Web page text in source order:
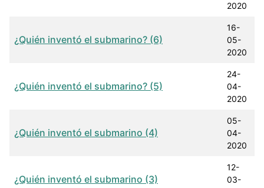
2020
¿Quién inventó el submarino? (6)
16-
05-
2020
¿Quién inventó el submarino? (5)
24-
04-
2020
¿Quién inventó el submarino (4)
05-
04-
2020
¿Quién inventó el submarino (3)
12-
03-